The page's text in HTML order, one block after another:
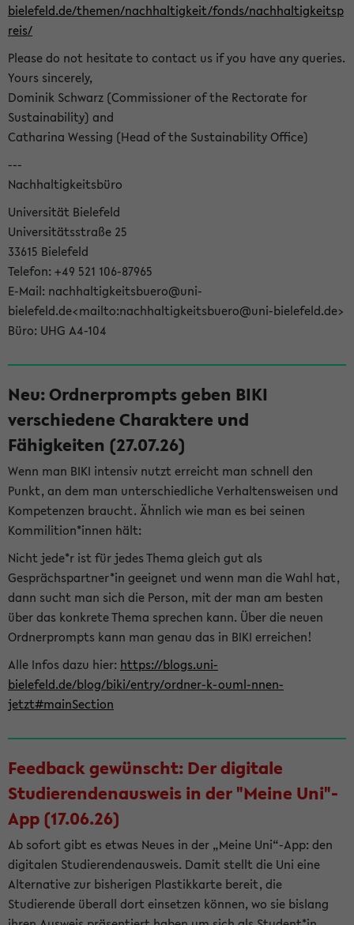
bielefeld.de/themen/nachhaltigkeit/fonds/nachhaltigkeitsp
reis/
Please do not hesitate to contact us if you have any queries.
Yours sincerely,
Dominik Schwarz (Commissioner of the Rectorate for
Sustainability) and
Catharina Wessing (Head of the Sustainability Office)
---
Nachhaltigkeitsbüro
Universität Bielefeld
Universitätsstraße 25
33615 Bielefeld
Telefon: +49 521 106-87965
E-Mail: nachhaltigkeitsbuero@uni-
bielefeld.de<mailto:nachhaltigkeitsbuero@uni-bielefeld.de>
Büro: UHG A4-104
Neu: Ordnerprompts geben BIKI
verschiedene Charaktere und
Fähigkeiten (27.07.26)
Wenn man BIKI intensiv nutzt erreicht man schnell den
Punkt, an dem man unterschiedliche Verhaltensweisen und
Kompetenzen braucht. Ähnlich wie man es bei seinen
Kommilition*innen hält:
Nicht jede*r ist für jedes Thema gleich gut als
Gesprächspartner*in geeignet und wenn man die Wahl hat,
dann sucht man sich die Person, mit der man am besten
über das konkrete Thema sprechen kann. Über die neuen
Ordnerprompts kann man genau das in BIKI erreichen!
Alle Infos dazu hier: https://blogs.uni-
bielefeld.de/blog/biki/entry/ordner-k-ouml-nnen-
jetzt#mainSection
Feedback gewünscht: Der digitale
Studierendenausweis in der "Meine Uni"-
App (17.06.26)
Ab sofort gibt es etwas Neues in der „Meine Uni“-App: den
digitalen Studierendenausweis. Damit stellt die Uni eine
Alternative zur bisherigen Plastikkarte bereit, die
Studierende überall dort einsetzen können, wo sie bislang